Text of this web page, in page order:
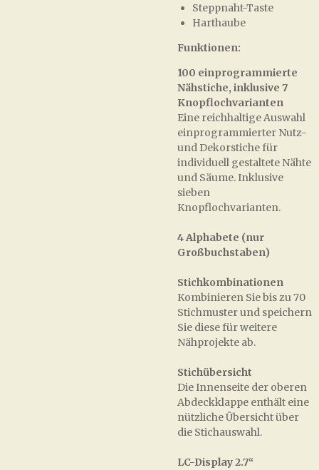
Steppnaht-Taste
Harthaube
Funktionen:
100 einprogrammierte
Nähstiche, inklusive 7
Knopflochvarianten
Eine reichhaltige Auswahl
einprogrammierter Nutz-
und Dekorstiche für
individuell gestaltete Nähte
und Säume. Inklusive
sieben
Knopflochvarianten.
4 Alphabete (nur
Großbuchstaben)
Stichkombinationen
Kombinieren Sie bis zu 70
Stichmuster und speichern
Sie diese für weitere
Nähprojekte ab.
Stichübersicht
Die Innenseite der oberen
Abdeckklappe enthält eine
nützliche Übersicht über
die Stichauswahl.
LC-Display 2.7‘‘